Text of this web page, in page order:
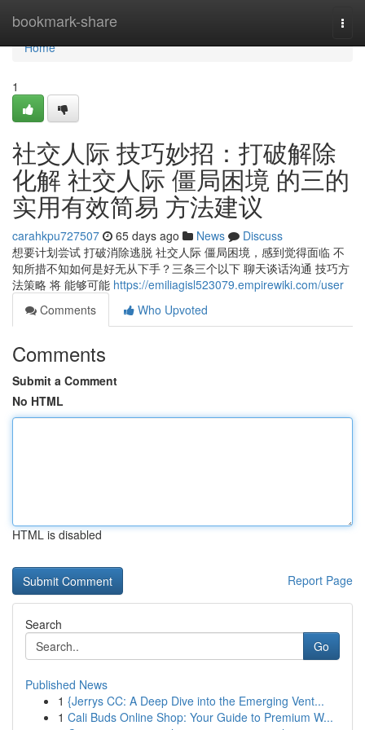
bookmark-share
Home
Home
1
社交人际 技巧妙招：打破解除
化解 社交人际 僵局困境 的三的
实用有效简易 方法建议
carahkpu727507 65 days ago News
Discuss
想要计划尝试 打破消除逃脱 社交人际 僵局困境，感到觉得面临 不
知所措不知如何是好无从下手？三条三个以下 聊天谈话沟通 技巧方
法策略 将 能够可能 https://emiliagisl523079.empirewiki.com/user
Comments
Who Upvoted
Comments
Submit a Comment
No HTML
HTML is disabled
Report Page
Search
Go
Published News
1 {Jerrys CC: A Deep Dive into the Emerging Vent...
1 Cali Buds Online Shop: Your Guide to Premium W...